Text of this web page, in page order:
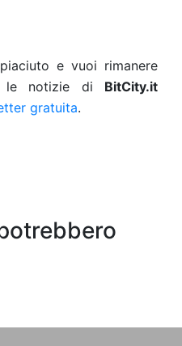
e vuoi rimanere
le notizie di BitCity.it
gratuita.